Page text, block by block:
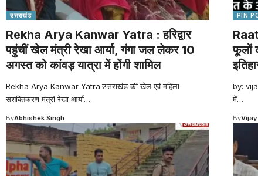
उत्तराखंड
Rekha Arya Kanwar Yatra : हरिद्वार
पहुंचीं खेल मंत्री रेखा आर्या, गंगा जल लेकर 10
अगस्त को कांवड़ यात्रा में होंगी शामिल
Rekha Arya Kanwar Yatra:उत्तराखंड की खेल एवं महिला
सशक्तिकरण मंत्री रेखा आर्या…
ByAbhishek Singh
PIN
फूलों
by:
में…
ByVijay